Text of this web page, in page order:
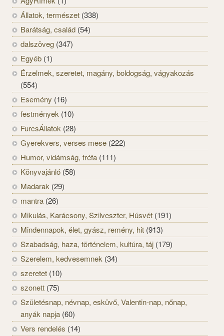
Állatok, természet (338)
Barátság, család (54)
dalszöveg (347)
Egyéb (1)
Érzelmek, szeretet, magány, boldogság, vágyakozás
(554)
Esemény (16)
festmények (10)
FurcsÁllatok (28)
Gyerekvers, verses mese (222)
Humor, vidámság, tréfa (111)
Könyvajánló (58)
Madarak (29)
mantra (26)
Mikulás, Karácsony, Szilveszter, Húsvét (191)
Mindennapok, élet, gyász, remény, hit (913)
Szabadság, haza, történelem, kultúra, táj (179)
Szerelem, kedvesemnek (34)
szeretet (10)
szonett (75)
Születésnap, névnap, esküvő, Valentin-nap, nőnap,
anyák napja (60)
Vers rendelés (14)